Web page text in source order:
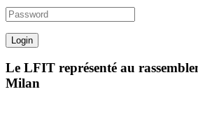
Le LFIT représenté au
Milan